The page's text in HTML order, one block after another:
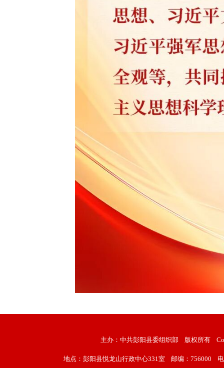
主办：中共彭阳县委组织部 版权所有
地点：彭阳县悦龙山行政中心331室 邮编：756000